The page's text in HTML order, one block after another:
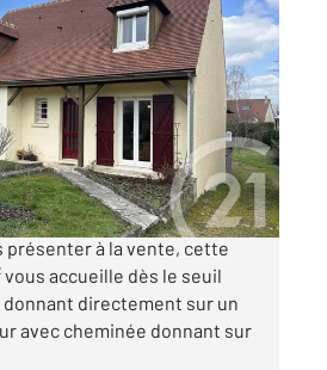
€
Century 21 Hennequin à
présenter à la vente, cette
vous accueille dès le seuil
directement sur un
avec cheminée donnant sur